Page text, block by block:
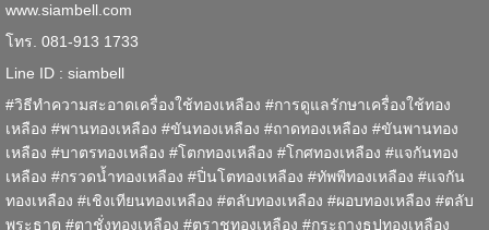
www.siambell.com
โทร. 081-913 1733
Line ID : siambell
#วิธีทำความสะอาดเครื่องใช้ทองเหลือง #การดูแลรักษาเครื่องใช้ทอง
เหลือง #พานทองเหลือง #ขันทองเหลือง #ถาดทองเหลือง #ขันพานทอง
เหลือง #บาตรทองเหลือง #โตกทองเหลือง #โกศทองเหลือง #แจกันทอง
เหลือง #กรวดน้ำทองเหลือง #ปิ่นโตทองเหลือง #ทัพพีทองเหลือง #แจกัน
ทองเหลือง #เชิงเทียนทองเหลือง #ตลับทองเหลือง #ผอบทองเหลือง #ตลับ
พระธาตุ #ตาชั่งทองเหลือง #ตราชูทองเหลือง #กระถางธูปทองเหลือง